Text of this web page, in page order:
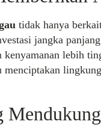
tidak hanya
jangka
kenyamanan lebih
menciptakan